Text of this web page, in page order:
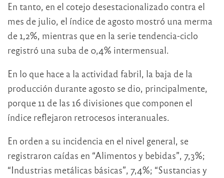
En tanto, en el cotejo desestacionalizado contra el
mes de julio, el índice de agosto mostró una merma
de 1,2%, mientras que en la serie tendencia-ciclo
registró una suba de 0,4% intermensual.
En lo que hace a la actividad fabril, la baja de la
producción durante agosto se dio, principalmente,
porque 11 de las 16 divisiones que componen el
índice reflejaron retrocesos interanuales.
En orden a su incidencia en el nivel general, se
registraron caídas en “Alimentos y bebidas”, 7,3%;
“Industrias metálicas básicas”, 7,4%; “Sustancias y